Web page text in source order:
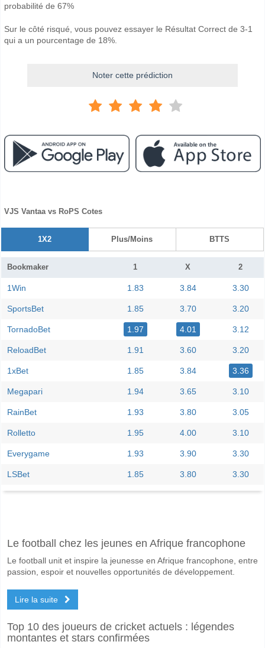
probabilité de 67%
Sur le côté risqué, vous pouvez essayer le Résultat Correct de 3-1
qui a un pourcentage de 18%.
Noter cette prédiction
VJS Vantaa vs RoPS Cotes
1X2 Plus/Moins BTTS
Bookmaker 1 X 2
1Win 1.83 3.84 3.30
SportsBet 1.85 3.70 3.20
TornadoBet 1.97 4.01 3.12
ReloadBet 1.91 3.60 3.20
1xBet 1.85 3.84 3.36
Megapari 1.94 3.65 3.10
RainBet 1.93 3.80 3.05
Rolletto 1.95 4.00 3.10
Everygame 1.93 3.90 3.30
LSBet 1.85 3.80 3.30
Le match entre VJS Vantaa v RoPS 13 June 2026 16:30.
Quelle est l'équipe favorite pour gagner entre VJS
Les deux équipes marqueront-elles dans le match VJS
Oui pour Les Deux Équipes Marquent, avec un pourcentage de 69%.
Le football chez les jeunes en Afrique francophone
Le football unit et inspire la jeunesse en Afrique francophone, entre
passion, espoir et nouvelles opportunités de développement.
Lire la suite
Top 10 des joueurs de cricket actuels : légendes
montantes et stars confirmées